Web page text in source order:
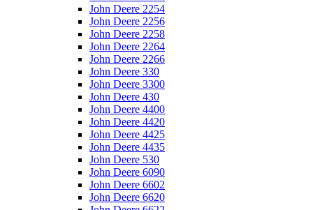
John Deere 2254
John Deere 2256
John Deere 2258
John Deere 2264
John Deere 2266
John Deere 330
John Deere 3300
John Deere 430
John Deere 4400
John Deere 4420
John Deere 4425
John Deere 4435
John Deere 530
John Deere 6090
John Deere 6602
John Deere 6620